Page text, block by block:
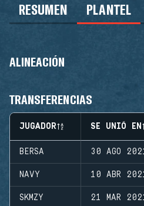
RESUMEN PLANTEL
ALINEACIÓN
TRANSFERENCIAS
JUGADOR SE UNIÓ EN
BERSA 30 AGO
NAVY 10 ABR
SKMZY 21 MAR